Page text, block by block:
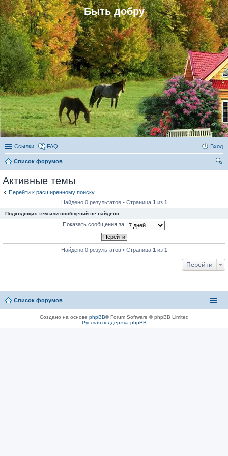
Быть добру
Ссылки FAQ Вход
Список форумов
Активные темы
Перейти к расширенному поиску
Найдено 0 результатов • Страница 1 из 1
Подходящих тем или сообщений не найдено.
Показать сообщения за
Найдено 0 результатов • Страница 1 из 1
Перейти
Список форумов
Создано на основе phpBB® Forum Software © phpBB Limited
Русская поддержка phpBB